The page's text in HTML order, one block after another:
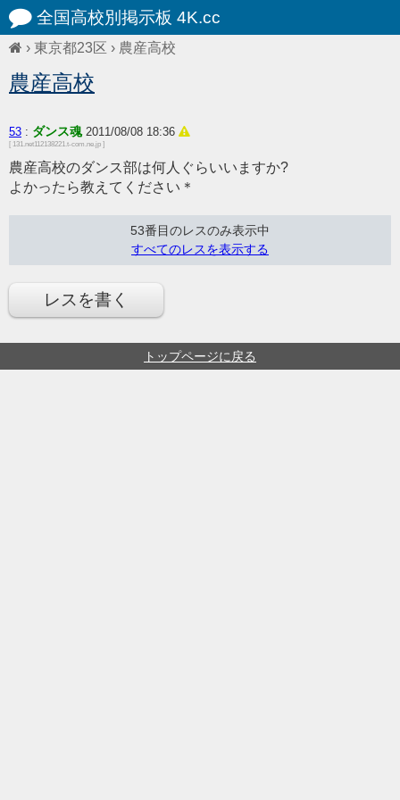
全国高校別掲示板 4K.cc
› 東京都23区 › 農産高校
農産高校
53 : ダンス魂 2011/08/08 18:36
[ 131.net112138221.t-com.ne.jp ]
農産高校のダンス部は何人ぐらいいますか?
よかったら教えてください＊
53番目のレスのみ表示中
すべてのレスを表示する
レスを書く
トップページに戻る